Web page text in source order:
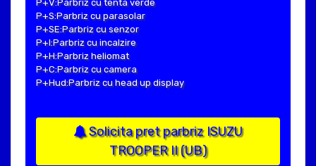
P+V:Parbriz cu tenta verde
P+S:Parbriz cu parasolar
P+SE:Parbriz cu senzor
P+I:Parbriz cu incalzire
P+H:Parbriz heliomat
P+C:Parbriz cu camera
P+Hud:Parbriz cu head up display
Solicita pret parbriz ISUZU
TROOPER II (UB)